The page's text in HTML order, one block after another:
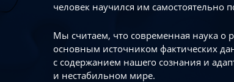
человек научился им самостоятельно
Мы считаем, что современная наука о
основным источником фактических
с содержанием нашего сознания и
и нестабильном мире.